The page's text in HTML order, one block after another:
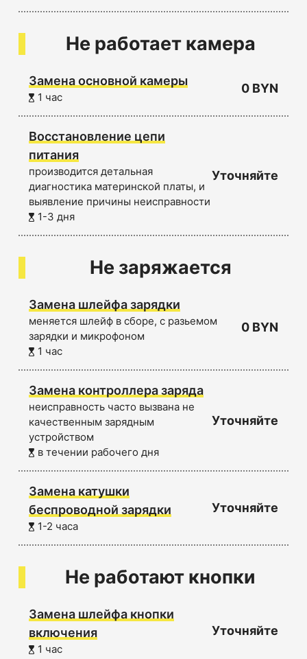
Не работает камера
Замена основной камеры
1 час
0 BYN
Восстановление цепи
питания
производится детальная
диагностика материнской платы, и
выявление причины неисправности
1-3 дня
Уточняйте
Не заряжается
Замена шлейфа зарядки
меняется шлейф в сборе, с разьемом
зарядки и микрофоном
1 час
0 BYN
Замена контроллера заряда
неисправность часто вызвана не
качественным зарядным
устройством
в течении рабочего дня
Уточняйте
Замена катушки
беспроводной зарядки
1-2 часа
Уточняйте
Не работают кнопки
Замена шлейфа кнопки
включения
1 час
Уточняйте